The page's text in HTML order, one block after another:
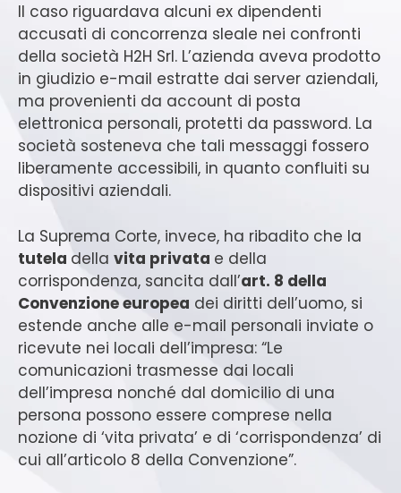
Il caso riguardava alcuni ex dipendenti
accusati di concorrenza sleale nei confronti
della società H2H Srl. L’azienda aveva prodotto
in giudizio e-mail estratte dai server aziendali,
ma provenienti da account di posta
elettronica personali, protetti da password. La
società sosteneva che tali messaggi fossero
liberamente accessibili, in quanto confluiti su
dispositivi aziendali.
La Suprema Corte, invece, ha ribadito che la
tutela della vita privata e della
corrispondenza, sancita dall’art. 8 della
Convenzione europea dei diritti dell’uomo, si
estende anche alle e-mail personali inviate o
ricevute nei locali dell’impresa: “Le
comunicazioni trasmesse dai locali
dell’impresa nonché dal domicilio di una
persona possono essere comprese nella
nozione di ‘vita privata’ e di ‘corrispondenza’ di
cui all’articolo 8 della Convenzione”.